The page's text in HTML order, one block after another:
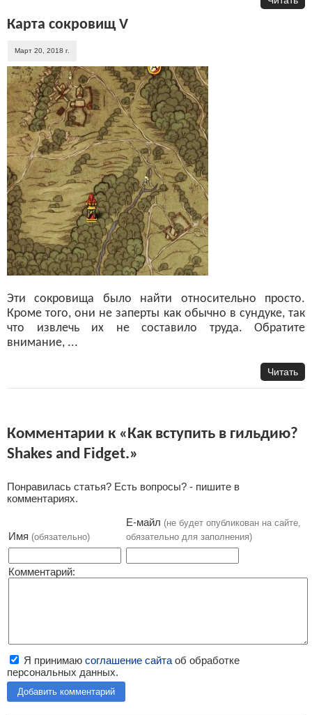
Карта сокровищ V
Март 20, 2018 г.
Эти сокровища было найти относительно просто.
Кроме того, они не заперты как обычно в сундуке, так
что извлечь их не составило труда. Обратите
внимание, ...
Читать
Комментарии к «Как вступить в гильдию?
Shakes and Fidget.»
Понравилась статья? Есть вопросы? - пишите в
комментариях.
Имя (обязательно)
Е-майл (не будет опубликован на сайте,
обязательно для заполнения)
Комментарий:
Я принимаю соглашение сайта об обработке
персональных данных.
Добавить комментарий